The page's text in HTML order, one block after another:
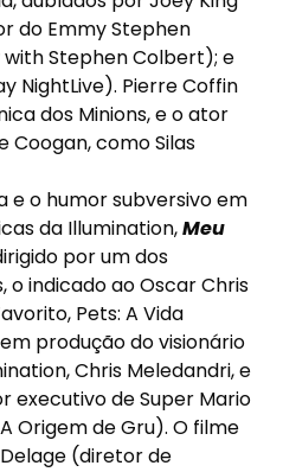
do Emmy Stephen
Stephen Colbert); e
NightLive). Pierre Coffin
dos Minions, e o ator
Coogan, como Silas
e o humor subversivo em
da Illumination,Meu
por um dos
o indicado ao Oscar Chris
Pets: A Vida
produção do visionário
Chris Meledandri, e
executivo de Super Mario
Origem de Gru). O filme
(diretor de